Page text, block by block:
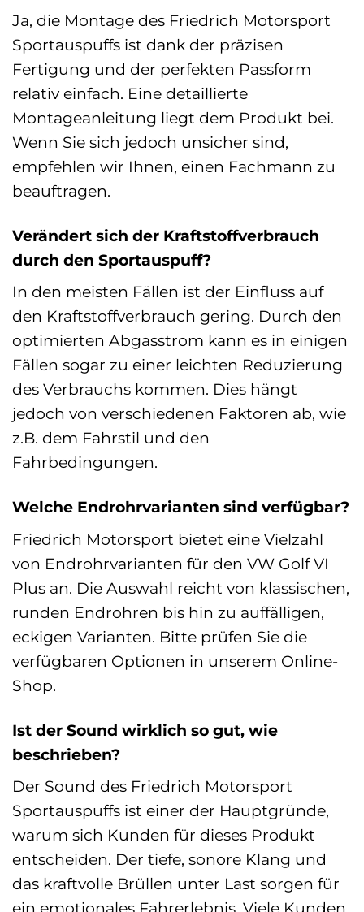
Ja, die Montage des Friedrich Motorsport
Sportauspuffs ist dank der präzisen
Fertigung und der perfekten Passform
relativ einfach. Eine detaillierte
Montageanleitung liegt dem Produkt bei.
Wenn Sie sich jedoch unsicher sind,
empfehlen wir Ihnen, einen Fachmann zu
beauftragen.
Verändert sich der Kraftstoffverbrauch
durch den Sportauspuff?
In den meisten Fällen ist der Einfluss auf
den Kraftstoffverbrauch gering. Durch den
optimierten Abgasstrom kann es in einigen
Fällen sogar zu einer leichten Reduzierung
des Verbrauchs kommen. Dies hängt
jedoch von verschiedenen Faktoren ab, wie
z.B. dem Fahrstil und den
Fahrbedingungen.
Welche Endrohrvarianten sind verfügbar?
Friedrich Motorsport bietet eine Vielzahl
von Endrohrvarianten für den VW Golf VI
Plus an. Die Auswahl reicht von klassischen,
runden Endrohren bis hin zu auffälligen,
eckigen Varianten. Bitte prüfen Sie die
verfügbaren Optionen in unserem Online-
Shop.
Ist der Sound wirklich so gut, wie
beschrieben?
Der Sound des Friedrich Motorsport
Sportauspuffs ist einer der Hauptgründe,
warum sich Kunden für dieses Produkt
entscheiden. Der tiefe, sonore Klang und
das kraftvolle Brüllen unter Last sorgen für